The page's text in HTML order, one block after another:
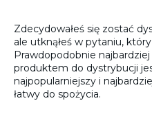
Zdecydowałeś się zostać
ale utknąłeś w pytaniu,
Prawdopodobnie
produktem do dystrybucji
najpopularniejszy i
łatwy do spożycia.